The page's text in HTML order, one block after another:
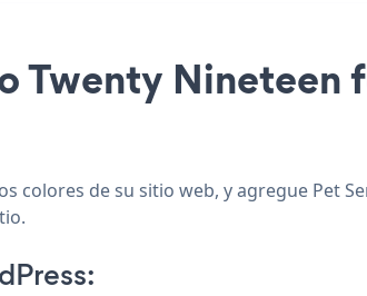
Twenty Nineteen
colores de su sitio web, y agregue Pet